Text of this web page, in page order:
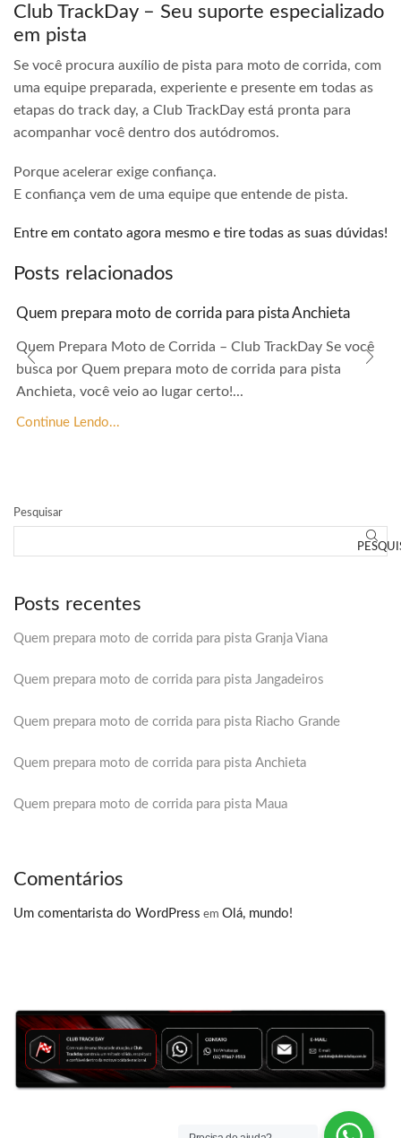
Club TrackDay – Seu suporte especializado
em pista
Se você procura auxílio de pista para moto de corrida, com
uma equipe preparada, experiente e presente em todas as
etapas do track day, a Club TrackDay está pronta para
acompanhar você dentro dos autódromos.
Porque acelerar exige confiança.
E confiança vem de uma equipe que entende de pista.
Entre em contato agora mesmo e tire todas as suas dúvidas!
Posts relacionados
Quem prepara moto de corrida para pista Anchieta
Quem Prepara Moto de Corrida – Club TrackDay Se você
busca por Quem prepara moto de corrida para pista
Anchieta, você veio ao lugar certo!...
Continue Lendo...
Pesquisar
Posts recentes
Quem prepara moto de corrida para pista Granja Viana
Quem prepara moto de corrida para pista Jangadeiros
Quem prepara moto de corrida para pista Riacho Grande
Quem prepara moto de corrida para pista Anchieta
Quem prepara moto de corrida para pista Maua
Comentários
Um comentarista do WordPress em Olá, mundo!